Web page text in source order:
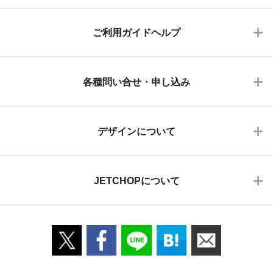
ご利用ガイドヘルプ
各種問い合せ・申し込み
デザインについて
JETCHOPについて